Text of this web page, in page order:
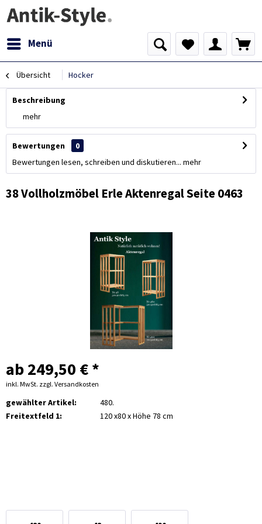
Menü
Übersicht Hocker
Beschreibung
mehr
Bewertungen
0
Bewertungen lesen, schreiben und diskutieren... mehr
38 Vollholzmöbel Erle Aktenregal Seite 0463
ab 249,50 € *
inkl. MwSt. zzgl. Versandkosten
gewählter Artikel:
480.
Freitextfeld 1:
120 x80 x Höhe 78 cm